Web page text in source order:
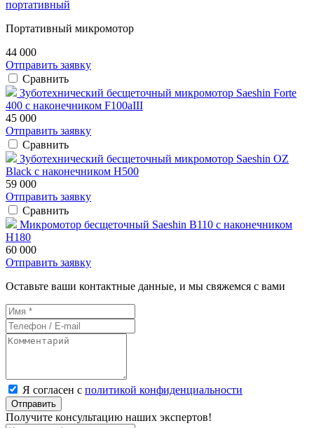
портативный
Портативный микромотор
44 000
Отправить заявку
Сравнить
Зуботехнический бесщеточный микромотор Saeshin Forte
400 с наконечником F100aIII
45 000
Отправить заявку
Сравнить
Зуботехнический бесщеточный микромотор Saeshin OZ
Black с наконечником H500
59 000
Отправить заявку
Сравнить
Микромотор бесщеточный Saeshin B110 с наконечником
H180
60 000
Отправить заявку
Оставьте ваши контактные данные, и мы свяжемся с вами
Я согласен с политикой конфиденциальности
Отправить
Получите консультацию наших экспертов!